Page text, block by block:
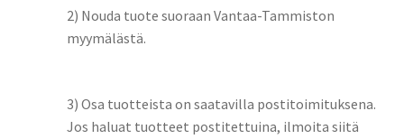
2) Nouda tuote suoraan Vantaa-Tammiston
myymälästä.
3) Osa tuotteista on saatavilla postitoimituksena.
Jos haluat tuotteet postitettuina, ilmoita siitä